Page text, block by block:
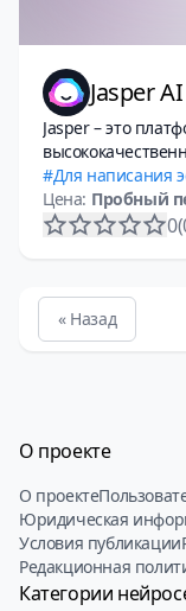
Jasper AI
Jasper – это
Для написания
Цена: Пробный
0
« Назад
О проекте
О проекте
Юридическая
Условия публикации
Редакционная
Категории